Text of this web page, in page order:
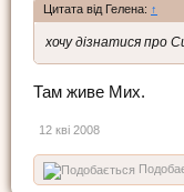
Цитата від Гелена: ↑
хочу дізнатися про
Там живе Мих.
12 кві 2008